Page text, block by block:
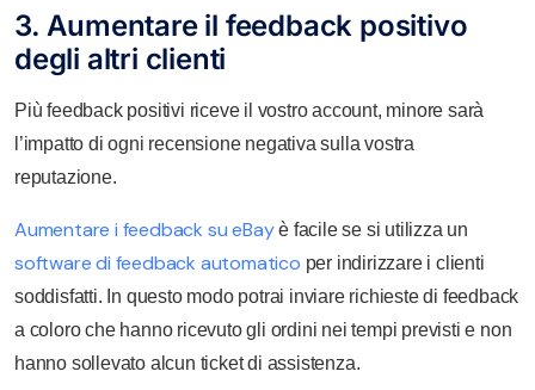
3. Aumentare il feedback positivo
degli altri clienti
Più feedback positivi riceve il vostro account, minore sarà
l’impatto di ogni recensione negativa sulla vostra
reputazione.
Aumentare i feedback su eBayè facile se si utilizza un
software di feedback automatico per indirizzare i clienti
soddisfatti. In questo modo potrai inviare richieste di feedback
a coloro che hanno ricevuto gli ordini nei tempi previsti e non
hanno sollevato alcun ticket di assistenza.